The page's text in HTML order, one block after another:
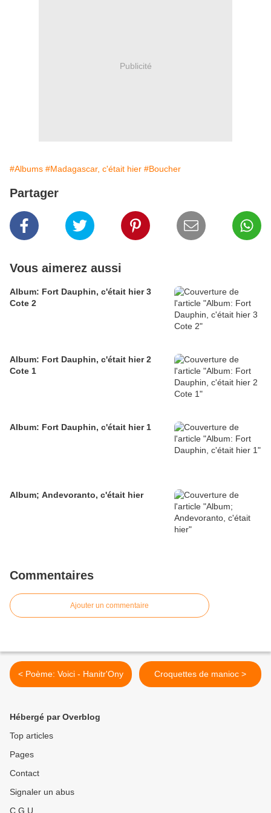
Publicité
#Albums #Madagascar, c'était hier #Boucher
Partager
Vous aimerez aussi
Album: Fort Dauphin, c'était hier 3
Cote 2
Album: Fort Dauphin, c'était hier 2
Cote 1
Album: Fort Dauphin, c'était hier 1
Album; Andevoranto, c'était hier
Commentaires
Ajouter un commentaire
< Poème: Voici - Hanitr'Ony Croquettes de manioc >
Hébergé par Overblog
Top articles
Pages
Contact
Signaler un abus
C.G.U.